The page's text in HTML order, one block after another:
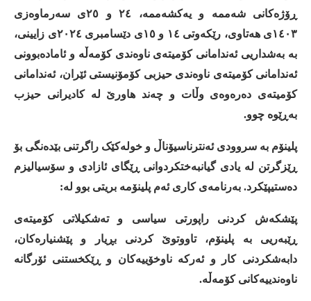
ڕۆژەکانی
شەممە و یەکشەممە، ٢٤ و ٢٥ی
سەرماوەزی
١٤٠٣ی
هەتاوی، رێکەوتی ١٤ و ١٥ی دێسامبری ٢٠٢٤ی
زایینی،
بە بەشداریی ئەندامانی کۆمیتەی ناوەندی کۆمەڵە و ئامادەبوونی
ئەندامانی کۆمیتەی ناوەندی حیزبی کۆمۆنیستی ئێران، ئەندامانی
کۆمیتەی دەرەوەی وڵات و چەند هاورێ لە کادیرانی حیزب
بەڕێوە چوو.
پلینۆم بە سروودی ئەنترناسیۆناڵ و خولەکێک راگرتنی بێدەنگی بۆ
ڕێزگرتن لە یادی گیانبەختکردوانی ڕێگای ئازادی و سۆسیالیزم
دەستیپێکرد. بەرنامەی کاری ئەم پلینۆمە بریتی بوو لە:
پێشکەش کردنی راپورتی سیاسی و تەشکیلاتی
کۆمیتەی
ڕێبەریی
به پلینۆم، تاووتوێ کردنی بڕیار و
پێشنیارەکان،
دابەشکردنی کار و ئەرکە ناوخۆییەکان و ڕێکخستنی ئۆرگانە
ناوەندییەکانی کۆمەڵە.